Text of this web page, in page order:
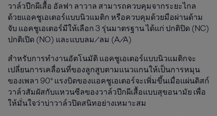
วาล์วปีกผีเสื้อ อัลฟา ลาวาล สามารถควบคุมจากระยะไกล
ด้วยแอคชูเอเตอร์แบบนิวแมติก หรือควบคุมด้วยมือผ่านด้าม
จับ แอคชูเอเตอร์มีให้เลือก 3 รุ่นมาตรฐาน ได้แก่ ปกติปิด (NC)
ปกติเปิด (NO) และแบบลม/ลม (A/A)
สำหรับการทำงานอัตโนมัติ แอคชูเอเตอร์แบบนิวแมติกจะ
เปลี่ยนการเคลื่อนที่ของลูกสูบตามแนวแกนให้เป็นการหมุน
ของเพลา 90° แรงบิดของแอคชูเอเตอร์จะเพิ่มขึ้นเมื่อแผ่นดิสก์
วาล์วสัมผัสกับแหวนซีลของวาล์วปีกผีเสื้อแบบสุขอนามัย เพื่อ
ให้มั่นใจว่าบ่าวาล์วปิดสนิทอย่างเหมาะสม